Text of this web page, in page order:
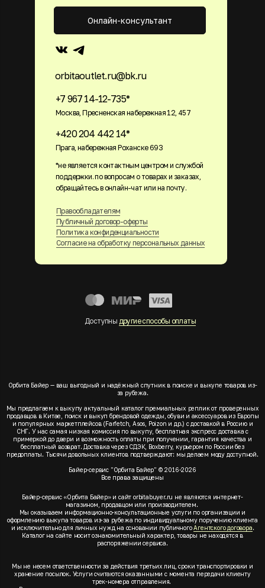
+7 967 14-12-735*
Москва, Пресненская набережная 12, 457
+420 204 442 14*
Прага, набережная Роханске 693
orbitaoutlet.ru@bk.ru
Правообладателям
Публичный договор-оферты
Политика конфиденциальности
Согласие на обработку персональных данных
Онлайн-консультант
Доступны другие способы оплаты
*не является контактным центром и службой
поддержки. по вопросам о товарах и заказах,
обращайтесь в онлайн-чат или на почту.
Орбита Байер — ваш выгодный и надёжный спутник в поиске и выкупе товаров из-
за рубежа.
Мы предлагаем к выкупу актуальный каталог премиальных реплик от проверенных
продавцов в Китае, поиск и выкуп брендовой одежды, обуви и аксессуаров из Европы
и популярных маркетплейсов (Farfetch, Asos, Poizon и др.) с доставкой в Россию и
СНГ. У нас самая низкая комиссия по выкупу, бесплатная экспресс доставка с
примеркой до двери и возможность оплаты при получении, гарантия качества и
бесплатный возврат. Доставка через СДЭК, Boxberry, курьером по России без
предоплаты. Тысячи довольных клиентов подтверждают: мы делаем моду доступной.
Байер-сервис "Орбита Байер" © 2016-2026
Все права защищены
Байер-сервис «Орбита Байер» и сайт orbitabuyer.ru не являются интернет-
магазином, продавцом или производителем.
Мы оказываем информационно-консультационные услуги по организации и
оформлению выкупа товаров из-за рубежа по индивидуальному поручению клиента
и исключительно для личных нужд на основании публичногоАгентского договора.
Каталог на сайте носит ознакомительный характер, товары не находятся в
распоряжении сервиса.
Мы не несем ответственности за действия третьих лиц, сроки транспортировки и
хранение посылок. Услуги считаются оказанными с момента передачи клиенту
трек-номера отправления.